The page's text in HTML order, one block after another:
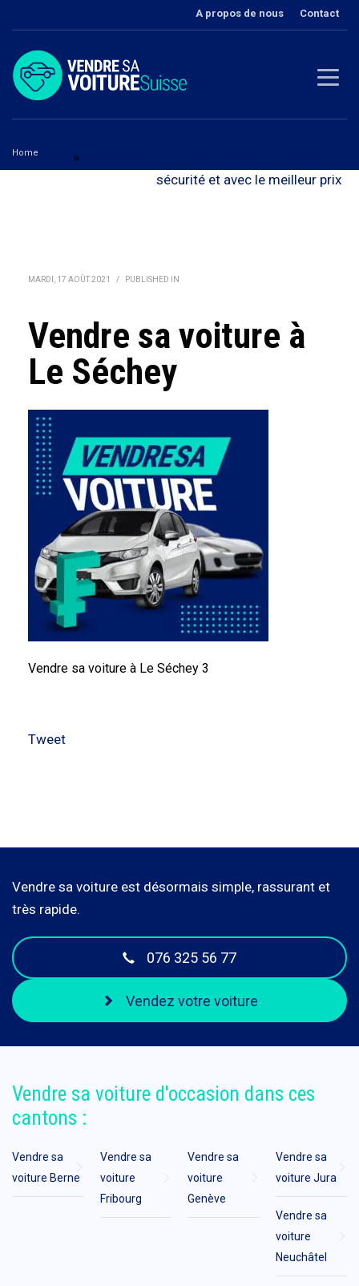
A propos de nous Contact
Home »
sécurité et avec le meilleur prix
MARDI, 17 AOÛT 2021 / PUBLISHED IN
Vendre sa voiture à
Le Séchey
Vendre sa voiture à Le Séchey 3
Tweet
Vendre sa voiture est désormais simple, rassurant et
très rapide.
076 325 56 77
Vendez votre voiture
Vendre sa voiture d'occasion dans ces
cantons :
Vendre sa
voiture Berne
Vendre sa
voiture
Fribourg
Vendre sa
voiture
Genève
Vendre sa
voiture Jura
Vendre sa
voiture
Neuchâtel